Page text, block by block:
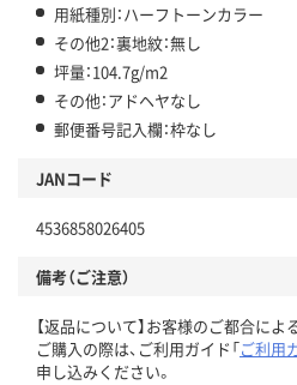
用紙種別：ハーフトーンカラー
その他2：裏地紋：無し
坪量：104.7g/m2
その他：アドヘヤなし
郵便番号記入欄：枠なし
JANコード
4536858026405
備考（ご注意）
【返品について】お客様のご都合によ
ご購入の際は、ご利用ガイド「ご利用
申し込みください。